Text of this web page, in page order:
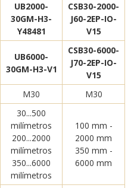
UB2000-
30GM-H3-
Y48481
CSB30-2000-
J60-2EP-IO-
V15
UB6000-
30GM-H3-V1
CSB30-6000-
J70-2EP-IO-
V15
M30 M30
30...500
milímetros
200...2000
milímetros
350...6000
milímetros
100 mm -
2000 mm
350 mm -
6000 mm